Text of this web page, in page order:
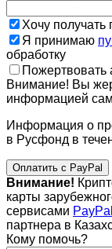
Хочу
Я принимаю
обработку
Пожертвовать
Внимание! Вы
информацией
Информация о
в Русфонд в
Оплатить с PayPal
Внимание!
карты
сервисами PayPal
партнера в
Кому помочь?